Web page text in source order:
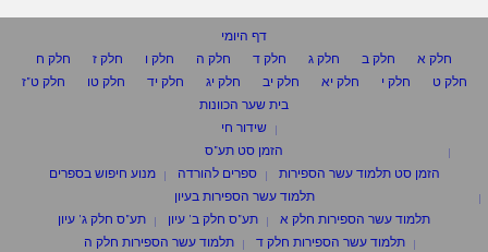
דף היומי
חלק א
חלק ב חלק ג חלק ד חלק ה חלק ו חלק ז
חלק ח
חלק ט
חלק י חלק יא חלק יב חלק יג חלק יד חלק טו
חלק ט"ז
בית שער הכוונות
שידור חי
הזמן סט תע"ס
הזמן סט תלמוד עשר הספירות
ספרים להורדה
מנוע חיפוש בספרים
תלמוד עשר הספירות בעיון
תלמוד עשר הספירות חלק א
תע"ס חלק ב' עיון
תע"ס חלק ג' עיון
תלמוד עשר הספירות חלק ד
תלמוד עשר הספירות חלק ה